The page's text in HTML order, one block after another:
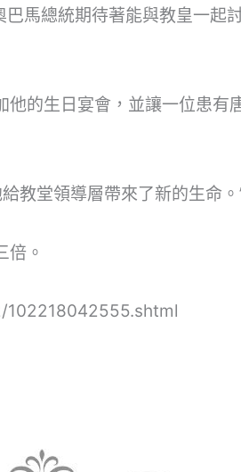
馬總統期待著能與教皇一起
的生日宴會，並讓一位患有
教堂領導層帶來了新的生命。
倍。